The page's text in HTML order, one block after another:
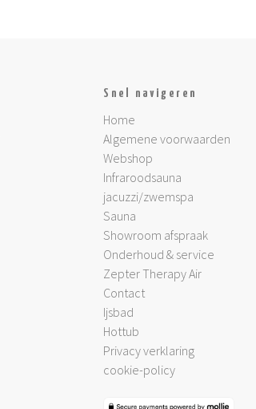
Snel navigeren
Home
Algemene voorwaarden
Webshop
Infraroodsauna
jacuzzi/zwemspa
Sauna
Showroom afspraak
Onderhoud & service
Zepter Therapy Air
Contact
Ijsbad
Hottub
Privacy verklaring
cookie-policy